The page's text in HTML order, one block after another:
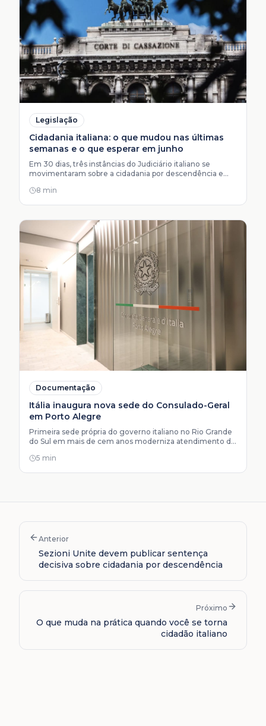
Legislação
Cidadania italiana: o que mudou nas últimas
semanas e o que esperar em junho
Em 30 dias, três instâncias do Judiciário italiano se
movimentaram sobre a cidadania por descendência e
8 min
Documentação
Itália inaugura nova sede do Consulado-Geral
em Porto Alegre
Primeira sede própria do governo italiano no Rio Grande
do Sul em mais de cem anos moderniza atendimento de
cerca de quatro milhões de descendentes.
5 min
Anterior
Sezioni Unite devem publicar sentença
decisiva sobre cidadania por descendência
Próximo
O que muda na prática quando você se torna
cidadão italiano